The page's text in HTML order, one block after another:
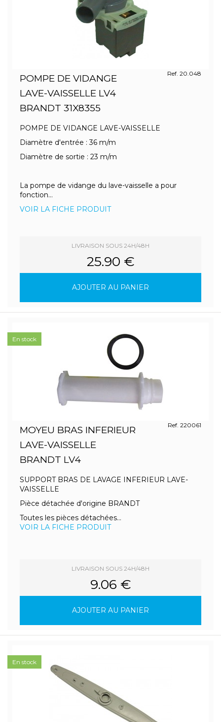
POMPE DE VIDANGE
LAVE-VAISSELLE LV4
BRANDT 31X8355
Ref. 20.048
POMPE DE VIDANGE LAVE-VAISSELLE
Diamètre d'entrée : 36 m/m
Diamètre de sortie : 23 m/m
La pompe de vidange du lave-vaisselle a pour
fonction...
VOIR LA FICHE PRODUIT
LIVRAISON SOUS 24H/48H
25.90 €
AJOUTER AU PANIER
MOYEU BRAS INFERIEUR
LAVE-VAISSELLE
BRANDT LV4
Ref. 220061
SUPPORT BRAS DE LAVAGE INFERIEUR LAVE-
VAISSELLE
Pièce détachée d'origine BRANDT
Toutes les pièces détachées...
VOIR LA FICHE PRODUIT
LIVRAISON SOUS 24H/48H
9.06 €
AJOUTER AU PANIER
En stock
En stock